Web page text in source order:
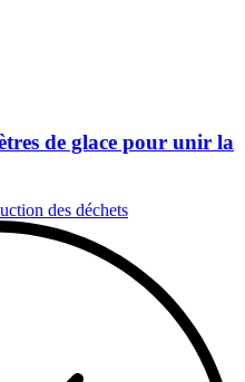
de glace pour unir la
des déchets